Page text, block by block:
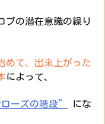
ブの潜在意識の繰り
めて、出来上がった
によって、
ーズの階段”
にな